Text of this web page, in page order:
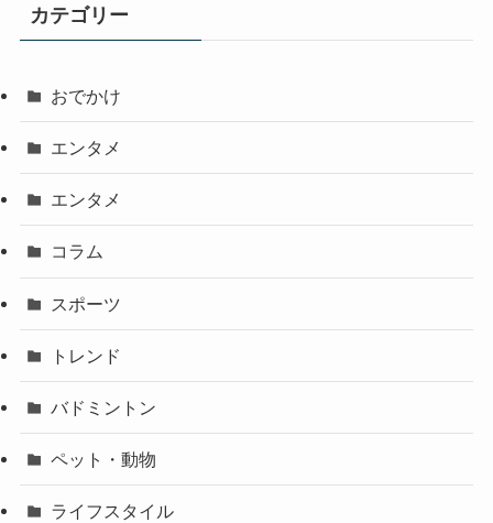
カテゴリー
おでかけ
エンタメ
エンタメ
コラム
スポーツ
トレンド
バドミントン
ペット・動物
ライフスタイル